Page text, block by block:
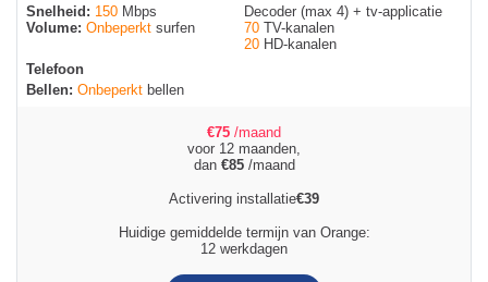
Snelheid: 150 Mbps
Volume: Onbeperkt surfen
Decoder (max 4) + tv-applicatie
70 TV-kanalen
20 HD-kanalen
Telefoon
Bellen: Onbeperkt bellen
€75 /maand
voor 12 maanden,
dan €85/maand
Activering installatie€39
Huidige gemiddelde termijn van Orange:
12 werkdagen